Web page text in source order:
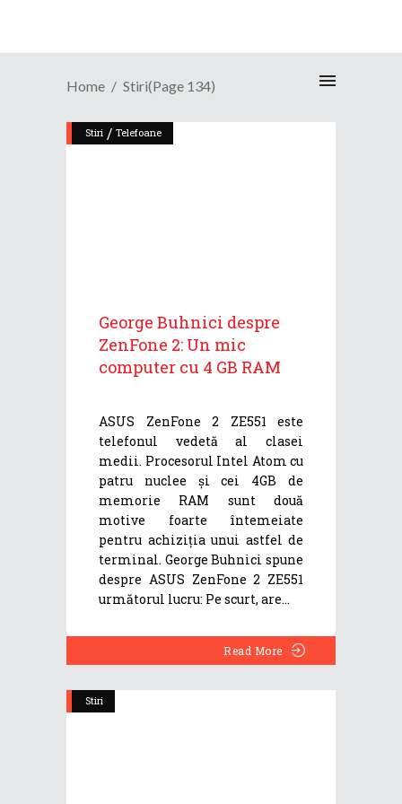
Home Stiri(Page 134)
Stiri / Telefoane
George Buhnici despre
ZenFone 2: Un mic
computer cu 4 GB RAM
ASUS ZenFone 2 ZE551 este
telefonul vedetă al clasei
medii. Procesorul Intel Atom cu
patru nuclee și cei 4GB de
memorie RAM sunt două
motive foarte întemeiate
pentru achiziția unui astfel de
terminal. George Buhnici spune
despre ASUS ZenFone 2 ZE551
următorul lucru: Pe scurt, are
Read More
Stiri